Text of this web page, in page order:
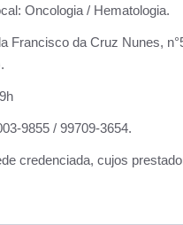
Oncologia / Hematologia.
Francisco da Cruz Nunes,
9855 / 99709-3654.
credenciada, cujos